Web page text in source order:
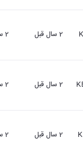
2 سال قبل 2 سال قبل
2 سال قبل 2 سال قبل
2 سال قبل 2 سال قبل